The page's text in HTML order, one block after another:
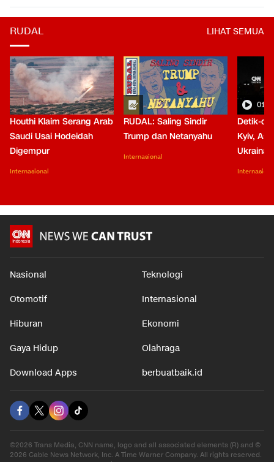
RUDAL LIHAT SEMUA
Houthi Klaim Serang Arab
Saudi Usai Hodeidah
Digempur
Internasional
RUDAL: Saling Sindir
Trump dan Netanyahu
Internasional
Detik-
Kyiv,
Ukraina
Nasional Teknologi
Otomotif Internasional
Hiburan Ekonomi
Gaya Hidup Olahraga
Download Apps berbuatbaik.id
©2026 Trans Media, CNN name, logo and all associated elements (R) and ©
2026 Cable News Network, Inc. A Time Warner Company. All rights reserved.